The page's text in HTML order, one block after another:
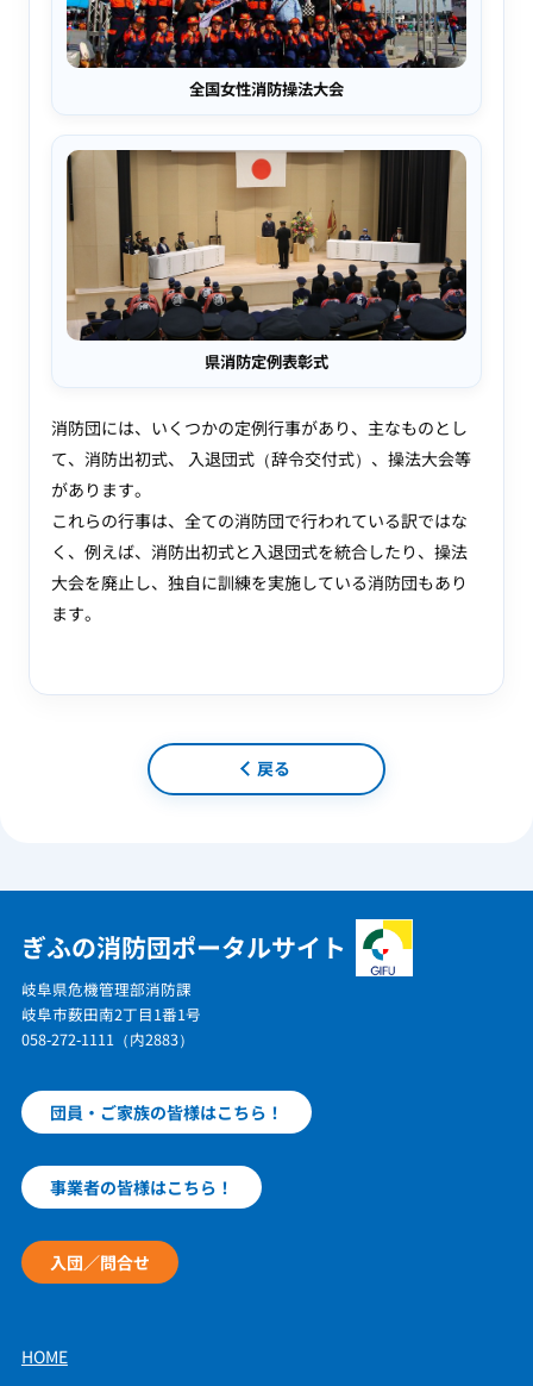
全国女性消防操法大会
県消防定例表彰式
消防団には、いくつかの定例行事があり、主なものとし
て、消防出初式、 入退団式（辞令交付式）、操法大会等
があります。
これらの行事は、全ての消防団で行われている訳ではな
く、例えば、消防出初式と入退団式を統合したり、操法
大会を廃止し、独自に訓練を実施している消防団もあり
ます。
戻る
ぎふの消防団ポータルサイト
岐阜県危機管理部消防課
岐阜市薮田南2丁目1番1号
058-272-1111（内2883）
団員・ご家族の皆様はこちら！
事業者の皆様はこちら！
入団／問合せ
HOME